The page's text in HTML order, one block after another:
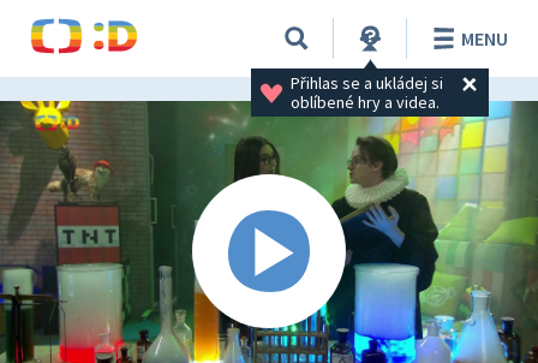
Přihlas se a ukládej si
oblíbené hry a videa.
MENU